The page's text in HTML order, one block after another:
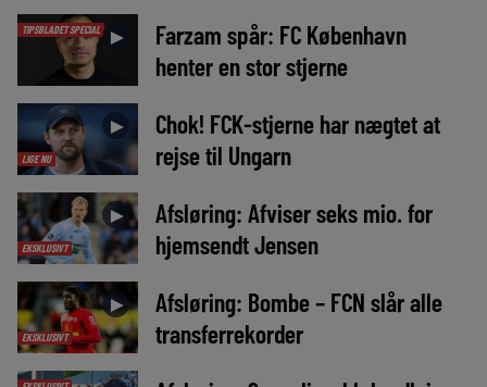
TIPSBLADET SPECIAL ►
Farzam spår: FC København
henter en stor stjerne
LIGE NU
►
Chok! FCK-stjerne har nægtet at
rejse til Ungarn
EKSKLUSIVT
►
Afsløring: Afviser seks mio. for
hjemsendt Jensen
EKSKLUSIVT
►
Afsløring: Bombe – FCN slår alle
transferrekorder